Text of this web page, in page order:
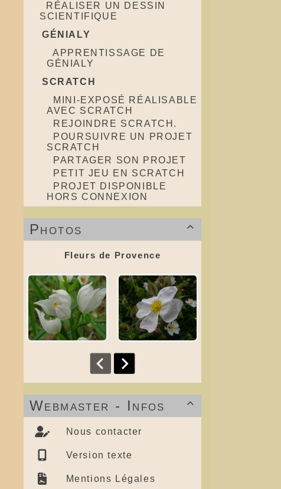
RÉALISER UN DESSIN
SCIENTIFIQUE
GÉNIALY
APPRENTISSAGE DE
GÉNIALY
SCRATCH
MINI-EXPOSÉ RÉALISABLE
AVEC SCRATCH
REJOINDRE SCRATCH.
POURSUIVRE UN PROJET
SCRATCH
PARTAGER SON PROJET
PETIT JEU EN SCRATCH
PROJET DISPONIBLE
HORS CONNEXION

Photos
Fleurs de Provence

Webmaster - Infos
Nous contacter
Version texte
Mentions Légales